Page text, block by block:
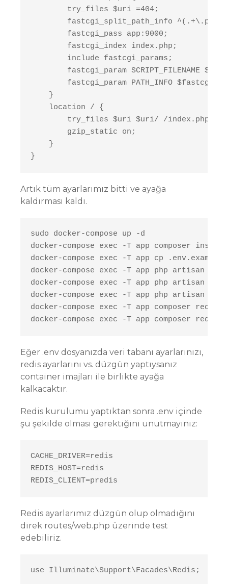
        try_files $uri =404;
fastcgi_split_path_info
        fastcgi_pass app:9000;
        fastcgi_index index.php;
        include fastcgi_params;
fastcgi_param SCRIPT_FILENAME
fastcgi_param PATH_INFO
    }
    location / {
try_files $uri $uri/ /
        gzip_static on;
    }
}
Artık tüm ayarlarımız bitti ve ayağa
kaldırması kaldı.
sudo docker-compose up -d
docker-compose exec -T app composer install
docker-compose exec -T app cp .env.example
docker-compose exec -T app php artisan
docker-compose exec -T app php artisan
docker-compose exec -T app php artisan
docker-compose exec -T app composer
docker-compose exec -T app composer
Eğer .env dosyanızda veri tabanı ayarlarınızı,
redis ayarlarını vs. düzgün yaptıysanız
container imajları ile birlikte ayağa
kalkacaktır.
Redis kurulumu yaptıktan sonra .env içinde
şu şekilde olması gerektiğini unutmayınız:
CACHE_DRIVER=redis
REDIS_HOST=redis
REDIS_CLIENT=predis
Redis ayarlarımız düzgün olup olmadığını
direk routes/web.php üzerinde test
edebiliriz.
use Illuminate\Support\Facades\Redis;